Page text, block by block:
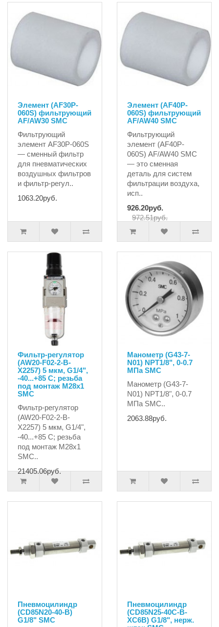
Элемент (AF30P-
060S) фильтрующий
AF/AW30 SMC
Фильтрующий
элемент AF30P-060S
— сменный фильтр
для пневматических
воздушных фильтров
и фильтр-регул..
1063.20руб.
Элемент (AF40P-
060S) фильтрующий
AF/AW40 SMC
Фильтрующий
элемент (AF40P-
060S) AF/AW40 SMC
— это сменная
деталь для систем
фильтрации воздуха,
исп..
926.20руб.
972.51руб.
Фильтр-регулятор
(AW20-F02-2-B-
X2257) 5 мкм, G1/4",
-40...+85 C; резьба
под монтаж М28х1
SMC
Фильтр-регулятор
(AW20-F02-2-B-
X2257) 5 мкм, G1/4",
-40...+85 C; резьба
под монтаж М28х1
SMC..
21405.06руб.
Манометр (G43-7-
N01) NPT1/8", 0-0.7
MПа SMC
Манометр (G43-7-
N01) NPT1/8", 0-0.7
MПа SMC..
2063.88руб.
Пневмоцилиндр
(CD85N20-40-B)
G1/8" SMC
Пневмоцилиндр
(CD85N25-40C-B-
XC6B) G1/8", нерж.